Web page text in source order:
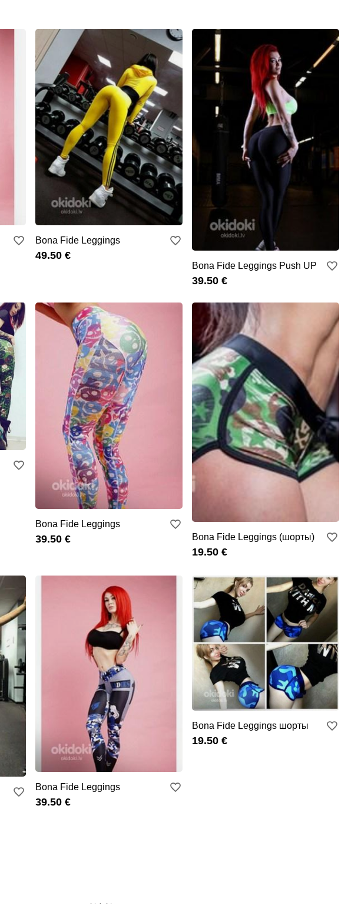
Bona Fide Leggings
49.50 €
Bona Fide Leggings Push UP
39.50 €
Bona Fide Leggings
39.50 € Bona Fide Leggings (шорты)
19.50 €
Bona Fide Leggings
39.50 €
Bona Fide Leggings шорты
19.50 €